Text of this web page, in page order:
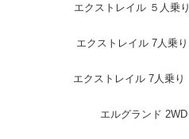
エクストレイル ５人乗
エクストレイル 7人乗り
エクストレイル 7人乗り
エルグランド 2WD